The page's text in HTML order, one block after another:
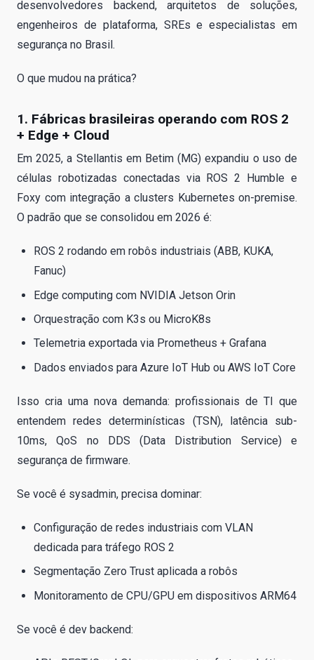
desenvolvedores backend, arquitetos de soluções,
engenheiros de plataforma, SREs e especialistas em
segurança no Brasil.
O que mudou na prática?
1. Fábricas brasileiras operando com ROS 2
+ Edge + Cloud
Em 2025, a Stellantis em Betim (MG) expandiu o uso de
células robotizadas conectadas via ROS 2 Humble e
Foxy com integração a clusters Kubernetes on-premise.
O padrão que se consolidou em 2026 é:
ROS 2 rodando em robôs industriais (ABB, KUKA,
Fanuc)
Edge computing com NVIDIA Jetson Orin
Orquestração com K3s ou MicroK8s
Telemetria exportada via Prometheus + Grafana
Dados enviados para Azure IoT Hub ou AWS IoT Core
Isso cria uma nova demanda: profissionais de TI que
entendem redes determinísticas (TSN), latência sub-
10ms, QoS no DDS (Data Distribution Service) e
segurança de firmware.
Se você é sysadmin, precisa dominar:
Configuração de redes industriais com VLAN
dedicada para tráfego ROS 2
Segmentação Zero Trust aplicada a robôs
Monitoramento de CPU/GPU em dispositivos ARM64
Se você é dev backend: